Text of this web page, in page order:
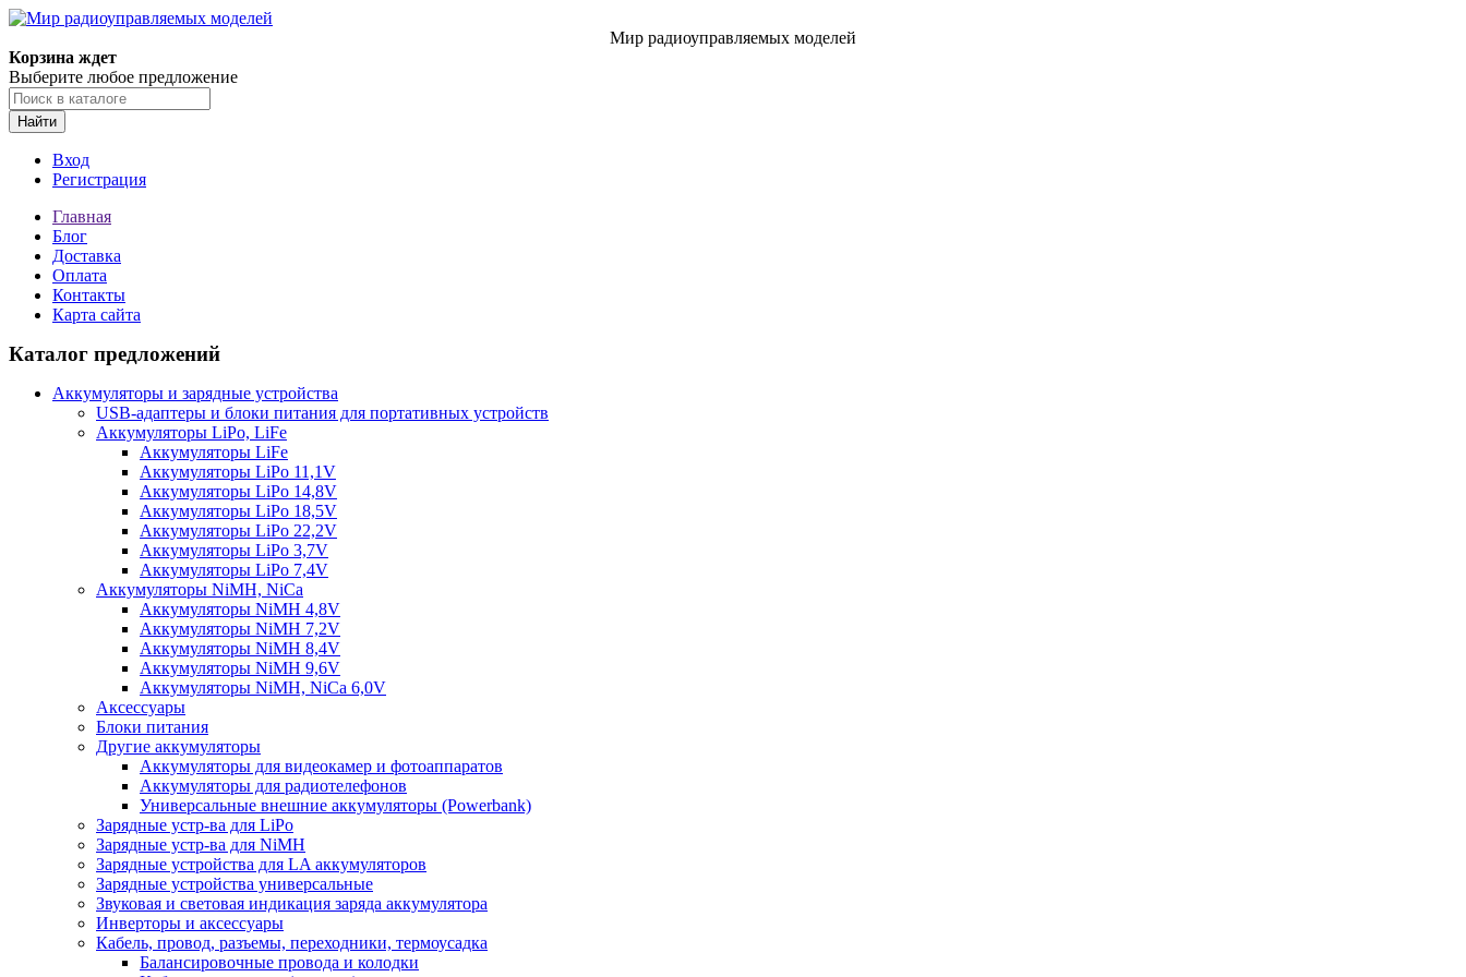
Мир радиоуправляемых моделей
Корзина ждет
Выберите любое предложение
Найти
Вход
Регистрация
Главная
Блог
Доставка
Оплата
Контакты
Карта сайта
Каталог предложений
Аккумуляторы и зарядные устройства
USB-адаптеры и блоки питания для портативных устройств
Аккумуляторы LiPo, LiFe
Аккумуляторы LiFe
Аккумуляторы LiPo 11,1V
Аккумуляторы LiPo 14,8V
Аккумуляторы LiPo 18,5V
Аккумуляторы LiPo 22,2V
Аккумуляторы LiPo 3,7V
Аккумуляторы LiPo 7,4V
Аккумуляторы NiMH, NiCa
Аккумуляторы NiMH 4,8V
Аккумуляторы NiMH 7,2V
Аккумуляторы NiMH 8,4V
Аккумуляторы NiMH 9,6V
Аккумуляторы NiMH, NiCa 6,0V
Аксессуары
Блоки питания
Другие аккумуляторы
Аккумуляторы для видеокамер и фотоаппаратов
Аккумуляторы для радиотелефонов
Универсальные внешние аккумуляторы (Powerbank)
Зарядные устр-ва для LiPo
Зарядные устр-ва для NiMH
Зарядные устройства для LA аккумуляторов
Зарядные устройства универсальные
Звуковая и световая индикация заряда аккумулятора
Инверторы и аксессуары
Кабель, провод, разъемы, переходники, термоусадка
Балансировочные провода и колодки